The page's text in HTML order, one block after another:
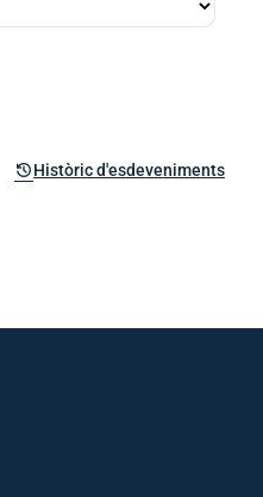
historyHistòric d'esdeveniments